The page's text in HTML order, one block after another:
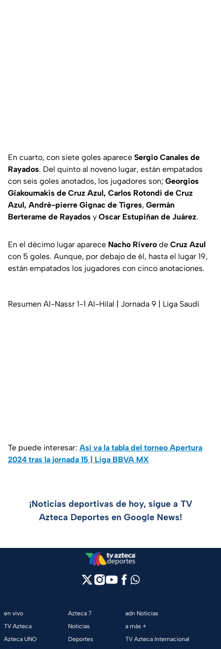
En cuarto, con siete goles aparece Sergio Canales de
Rayados. Del quinto al noveno lugar, están empatados
con seis goles anotados, los jugadores son; Georgios
Giakoumakis de Cruz Azul, Carlos Rotondi de Cruz
Azul, André-pierre Gignac de Tigres, Germán
Berterame de Rayados y Oscar Estupiñan de Juárez.
En el décimo lugar aparece Nacho Rivero de Cruz Azul
con 5 goles. Aunque, por debajo de él, hasta el lugar 19,
están empatados los jugadores con cinco anotaciones.
Resumen Al-Nassr 1-1 Al-Hilal | Jornada 9 | Liga Saudí
Te puede interesar: Así va la tabla del torneo Apertura
2024 tras la jornada 15 | Liga BBVA MX
¡Noticias deportivas de hoy, sigue a TV
Azteca Deportes en Google News!
en vivo
TV Azteca
Azteca UNO
Azteca 7
Noticias
Deportes
adn Noticias
a más +
TV Azteca Internacional